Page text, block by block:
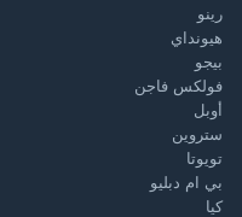
رينو
هيونداي
بيجو
فولكس فاجن
أوبل
ستروين
تويوتا
بي ام دبليو
كيا